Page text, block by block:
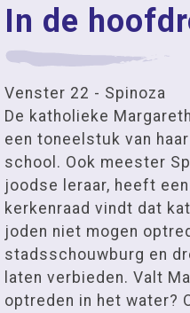
In de
Venster 22 - Spinoza
De katholieke
een toneelstuk van
school. Ook meester
joodse leraar, heeft
kerkenraad vindt dat
joden niet mogen
stadsschouwburg en
laten verbieden. Valt
optreden in het water?